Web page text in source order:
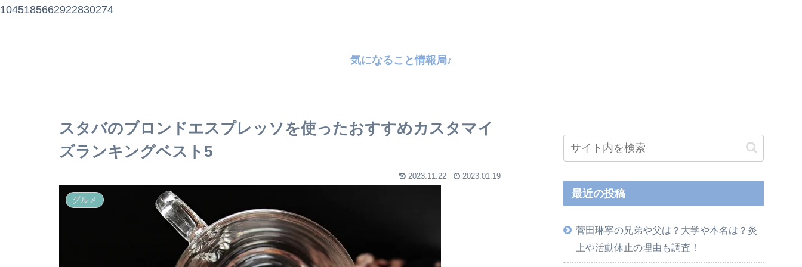
1045185662922830274
気になること情報局♪
スタバのブロンドエスプレッソを使ったおすすめカスタマイ
ズランキングベスト5
2023.11.22 2023.01.19
グルメ
最近の投稿
菅田琳寧の兄弟や父は？大学や本名は？炎
上や活動休止の理由も調査！